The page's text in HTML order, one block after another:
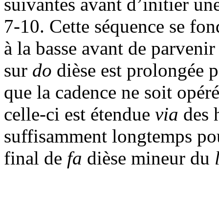
7-10. Cette séquence se
à la basse avant de
sur do dièse est prolongée
que la cadence ne soit
celle-ci est étendue via des
suffisamment longtemps
final de fa dièse mineur du